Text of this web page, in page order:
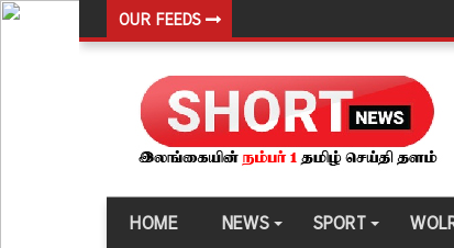
OUR FEEDS
இரு ஆண்டுகள் இலக்கு நிர்ணயிக்கப்பட்ட
முழுமையான கட்டுப்பாட்டுக்குள் வந்த மெகசின்
HOME NEWS SPORT